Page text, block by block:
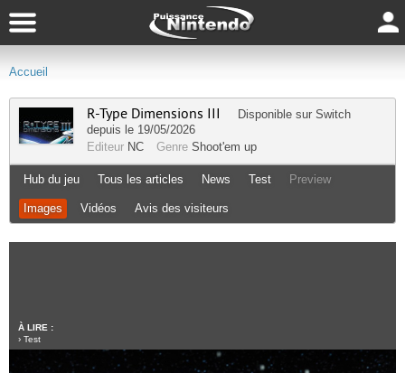
Accueil
R-Type Dimensions III Disponible sur Switch
depuis le 19/05/2026
Editeur NC Genre Shoot'em up
Hub du jeu Tous les articles News Test Preview
Images Vidéos Avis des visiteurs
À LIRE :
› Test